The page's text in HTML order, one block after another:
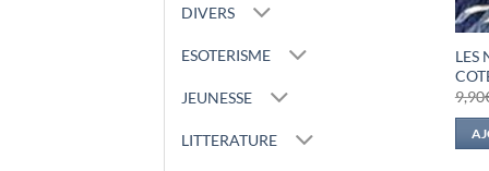
DIVERS
ESOTERISME
JEUNESSE
LITTERATURE
LES
9,90